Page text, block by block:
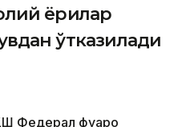
ёриқлар
ўтказилади
Федерал фуқаро